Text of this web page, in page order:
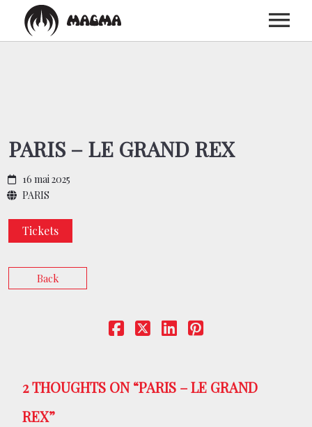
PARIS – LE GRAND REX
16 mai 2025
PARIS
Tickets
Back
2 THOUGHTS ON “PARIS – LE GRAND
REX”